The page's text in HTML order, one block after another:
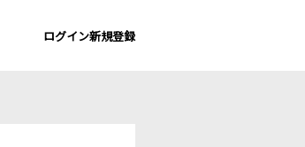
ログイン新規登録